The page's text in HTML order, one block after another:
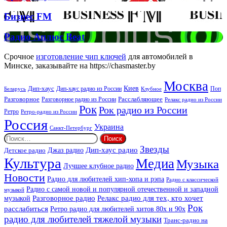
Звучать
Бизнес
Бизнес FM
Радио
Аплюс
Beat
Радио Аплюс Beat
Срочное изготовление чип ключей для автомобилей в
Минске, заказывайте на https://chasmaster.by
Беларусь Дип-хаус Дип-хаус радио из России Киев Клубное Москва Поп
Разговорное Разговорное радио из России Расслабляющее Релакс радио из России
Ретро Ретро-радио из России РокРок радио из России
Россия Санкт-Петербург Украина
Найти:
Детское радио Джаз радио Дип-хаус радио Звезды
Культура Лучшее клубное радио МедиаМузыка
Новости Радио для любителей хип-хопа и рэпа Радио с классической
музыкой Радио с самой новой и популярной отечественной и западной
музыкой Разговорное радио Релакс радио для тех, кто хочет
расслабиться Ретро радио для любителей хитов 80х и 90х Рок
радио для любителей тяжелой музыки Транс-радио на